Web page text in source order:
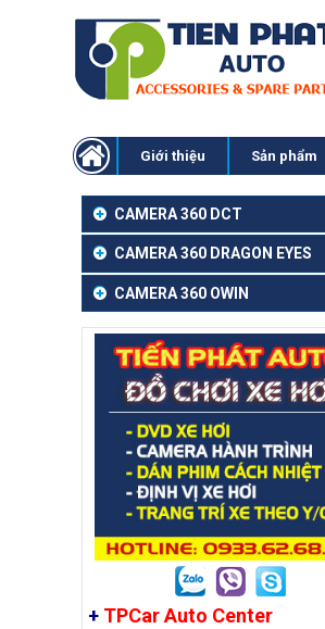
Giới thiệu Sản phẩm
CAMERA 360 DCT
CAMERA 360 DRAGON EYES
CAMERA 360 OWIN
+ TPCar Auto Center